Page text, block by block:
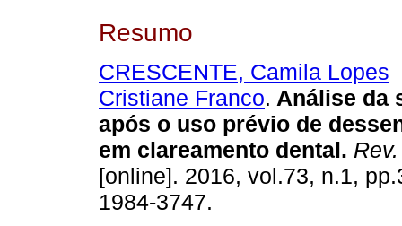
Resumo
CRESCENTE, Camila Lopes
Cristiane Franco. Análise da
após o uso prévio de
em clareamento dental.
[online]. 2016, vol.73, n.1,
1984-3747.